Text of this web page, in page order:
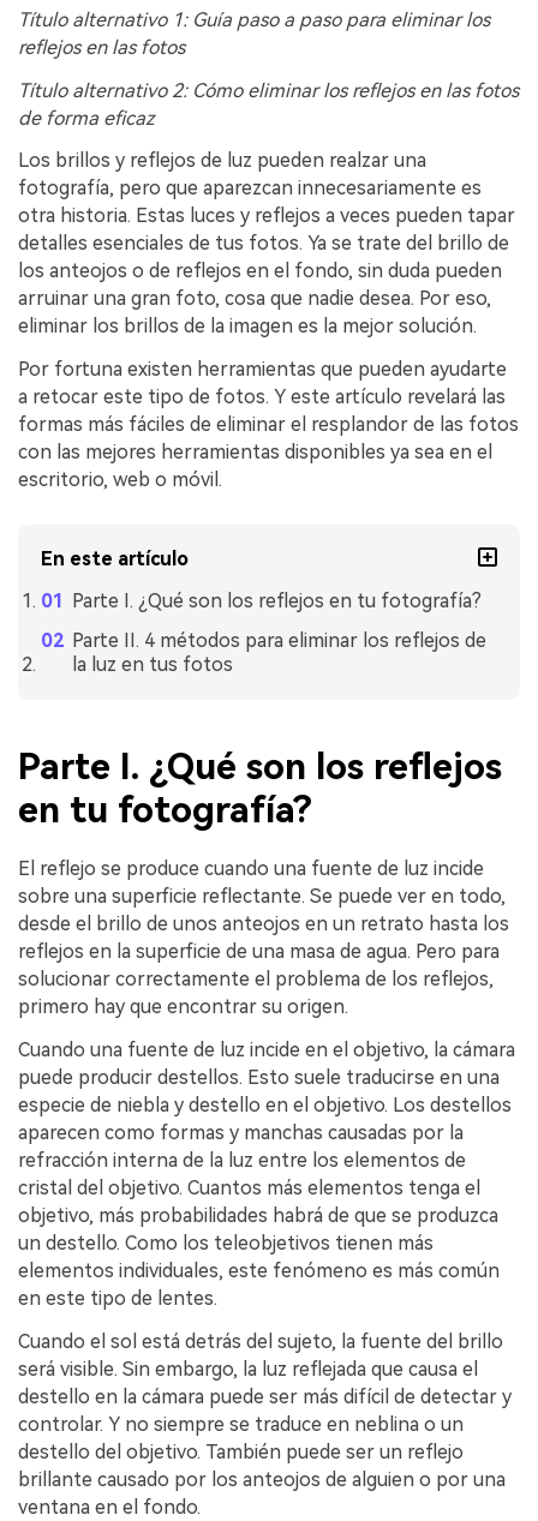
Título alternativo 1: Guía paso a paso para eliminar los
reflejos en las fotos
Título alternativo 2: Cómo eliminar los reflejos en las fotos
de forma eficaz
Los brillos y reflejos de luz pueden realzar una
fotografía, pero que aparezcan innecesariamente es
otra historia. Estas luces y reflejos a veces pueden tapar
detalles esenciales de tus fotos. Ya se trate del brillo de
los anteojos o de reflejos en el fondo, sin duda pueden
arruinar una gran foto, cosa que nadie desea. Por eso,
eliminar los brillos de la imagen es la mejor solución.
Por fortuna existen herramientas que pueden ayudarte
a retocar este tipo de fotos. Y este artículo revelará las
formas más fáciles de eliminar el resplandor de las fotos
con las mejores herramientas disponibles ya sea en el
escritorio, web o móvil.
En este artículo
Parte I. ¿Qué son los reflejos en tu fotografía?
Parte II. 4 métodos para eliminar los reflejos de
la luz en tus fotos
Parte I. ¿Qué son los reflejos
en tu fotografía?
El reflejo se produce cuando una fuente de luz incide
sobre una superficie reflectante. Se puede ver en todo,
desde el brillo de unos anteojos en un retrato hasta los
reflejos en la superficie de una masa de agua. Pero para
solucionar correctamente el problema de los reflejos,
primero hay que encontrar su origen.
Cuando una fuente de luz incide en el objetivo, la cámara
puede producir destellos. Esto suele traducirse en una
especie de niebla y destello en el objetivo. Los destellos
aparecen como formas y manchas causadas por la
refracción interna de la luz entre los elementos de
cristal del objetivo. Cuantos más elementos tenga el
objetivo, más probabilidades habrá de que se produzca
un destello. Como los teleobjetivos tienen más
elementos individuales, este fenómeno es más común
en este tipo de lentes.
Cuando el sol está detrás del sujeto, la fuente del brillo
será visible. Sin embargo, la luz reflejada que causa el
destello en la cámara puede ser más difícil de detectar y
controlar. Y no siempre se traduce en neblina o un
destello del objetivo. También puede ser un reflejo
brillante causado por los anteojos de alguien o por una
ventana en el fondo.